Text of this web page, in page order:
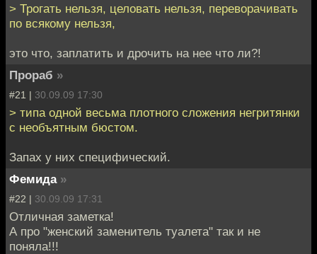
> Трогать нельзя, целовать нельзя, переворачивать
по всякому нельзя,
это что, заплатить и дрочить на нее что ли?!
Прораб »
#21 | 30.09.09 17:30
> типа одной весьма плотного сложения негритянки
с необъятным бюстом.
Запах у них специфический.
Фемида »
#22 | 30.09.09 17:31
Отличная заметка!
А про "женский заменитель туалета" так и не
поняла!!!